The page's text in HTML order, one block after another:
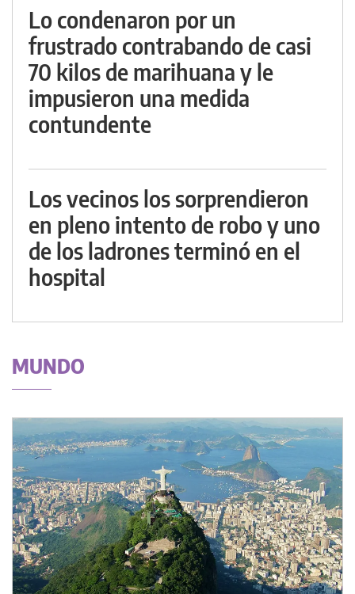
Lo condenaron por un
frustrado contrabando de casi
70 kilos de marihuana y le
impusieron una medida
contundente
Los vecinos los sorprendieron
en pleno intento de robo y uno
de los ladrones terminó en el
hospital
MUNDO